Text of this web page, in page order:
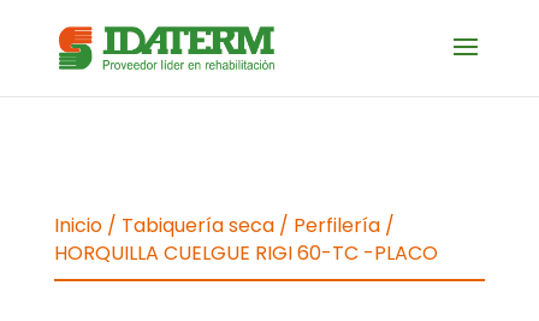
Inicio/ Tabiquería seca/ Perfilería/
HORQUILLA CUELGUE RIGI 60-TC -PLACO